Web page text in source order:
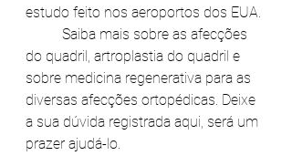
estudo feito nos aeroportos dos EUA.
do quadril, artroplastia do quadril e
sobre medicina regenerativa para as
diversas afecções ortopédicas. Deixe
a sua dúvida registrada aqui, será um
prazer ajudá-lo.